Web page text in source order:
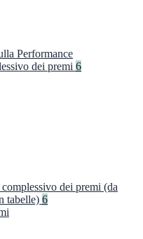
Performance
dei premi 6
dei premi (da
tabelle) 6